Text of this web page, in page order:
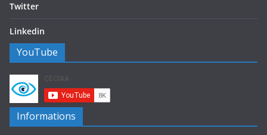
Twitter
Linkedin
YouTube
Informations